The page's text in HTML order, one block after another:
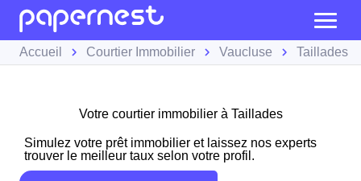
Accueil Courtier Immobilier Vaucluse Taillades
Votre courtier immobilier à Taillades
Simulez votre prêt immobilier et laissez nos experts
trouver le meilleur taux selon votre profil.